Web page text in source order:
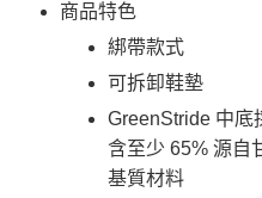
商品特色
綁帶款式
可拆卸鞋墊
GreenStride 中底
含至少 65% 源自
基質材料